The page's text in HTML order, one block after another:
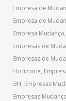
Empresa de
Empresa de
Empresa Mudança,
Empresas de
Empresas de
Horizonte,
BH, Empresas
Empresas